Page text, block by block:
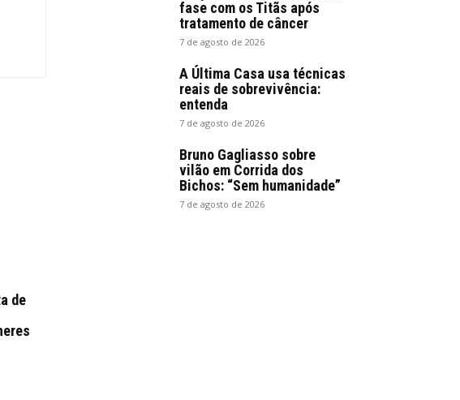
de
fase com os Titãs após
tratamento de câncer
7 de agosto de 2026
A Última Casa usa técnicas
reais de sobrevivência:
entenda
7 de agosto de 2026
Bruno Gagliasso sobre
vilão em Corrida dos
Bichos: “Sem humanidade”
7 de agosto de 2026